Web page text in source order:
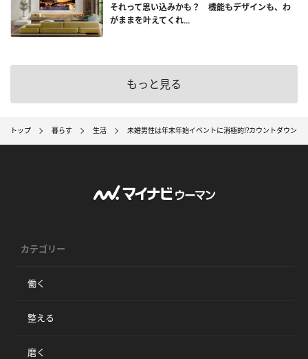
それって思い込みかも？ 機能もデザインも、わ
がままを叶えてくれ...
もっと見る
トップ 暮らす 生活 未婚男性は年末年始イベントに消極的!?カウントダウンは
カテゴリー
働く
整える
磨く